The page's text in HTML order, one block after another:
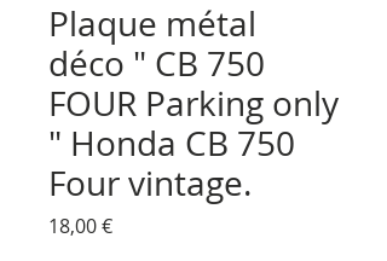
Plaque métal
déco " CB 750
FOUR Parking only
" Honda CB 750
Four vintage.
18,00 €Prix